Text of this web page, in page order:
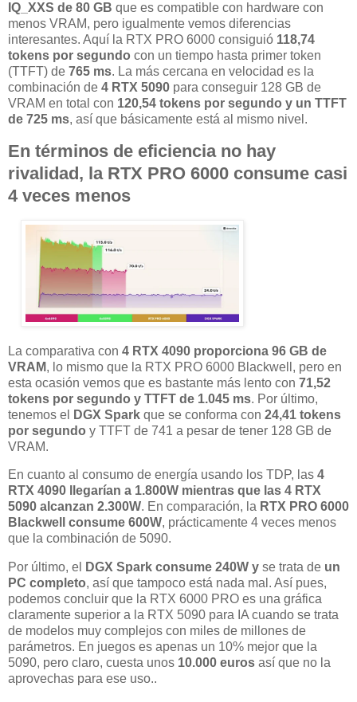
IQ_XXS de 80 GB que es compatible con hardware con
menos VRAM, pero igualmente vemos diferencias
interesantes. Aquí la RTX PRO 6000 consiguió 118,74
tokens por segundo con un tiempo hasta primer token
(TTFT) de 765 ms. La más cercana en velocidad es la
combinación de 4 RTX 5090 para conseguir 128 GB de
VRAM en total con 120,54 tokens por segundo y un TTFT
de 725 ms, así que básicamente está al mismo nivel.
En términos de eficiencia no hay
rivalidad, la RTX PRO 6000 consume casi
4 veces menos
La comparativa con 4 RTX 4090 proporciona 96 GB de
VRAM, lo mismo que la RTX PRO 6000 Blackwell, pero en
esta ocasión vemos que es bastante más lento con 71,52
tokens por segundo y TTFT de 1.045 ms. Por último,
tenemos el
DGX Spark que se conforma con 24,41 tokens
por segundo y TTFT de 741 a pesar de tener 128 GB de
VRAM.
En cuanto al consumo de energía usando los TDP, las 4
RTX 4090 llegarían a 1.800W mientras que las 4 RTX
5090 alcanzan 2.300W. En comparación, la RTX PRO 6000
Blackwell consume 600W, prácticamente 4 veces menos
que la combinación de 5090.
Por último, el DGX Spark consume 240W y se trata de un
PC completo, así que tampoco está nada mal. Así pues,
podemos concluir que la RTX 6000 PRO es una gráfica
claramente superior a la RTX 5090 para IA cuando se trata
de modelos muy complejos con miles de millones de
parámetros. En juegos es apenas un 10% mejor que la
5090, pero claro, cuesta unos 10.000 euros así que no la
aprovechas para ese uso..